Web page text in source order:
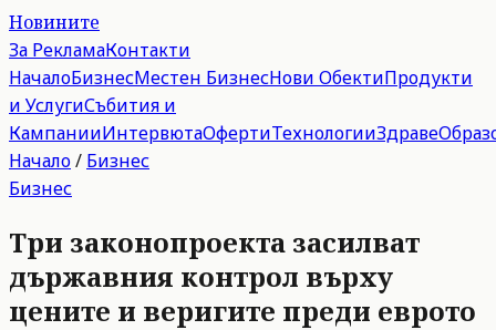
Новините
За РекламаКонтакти
НачалоБизнесМестен БизнесНови ОбектиПродукти
и УслугиСъбития и
КампанииИнтервютаОфертиТехнологииЗдраве
Начало/ Бизнес
Бизнес
Три законопроекта засилват
държавния контрол върху
цените и веригите преди еврото